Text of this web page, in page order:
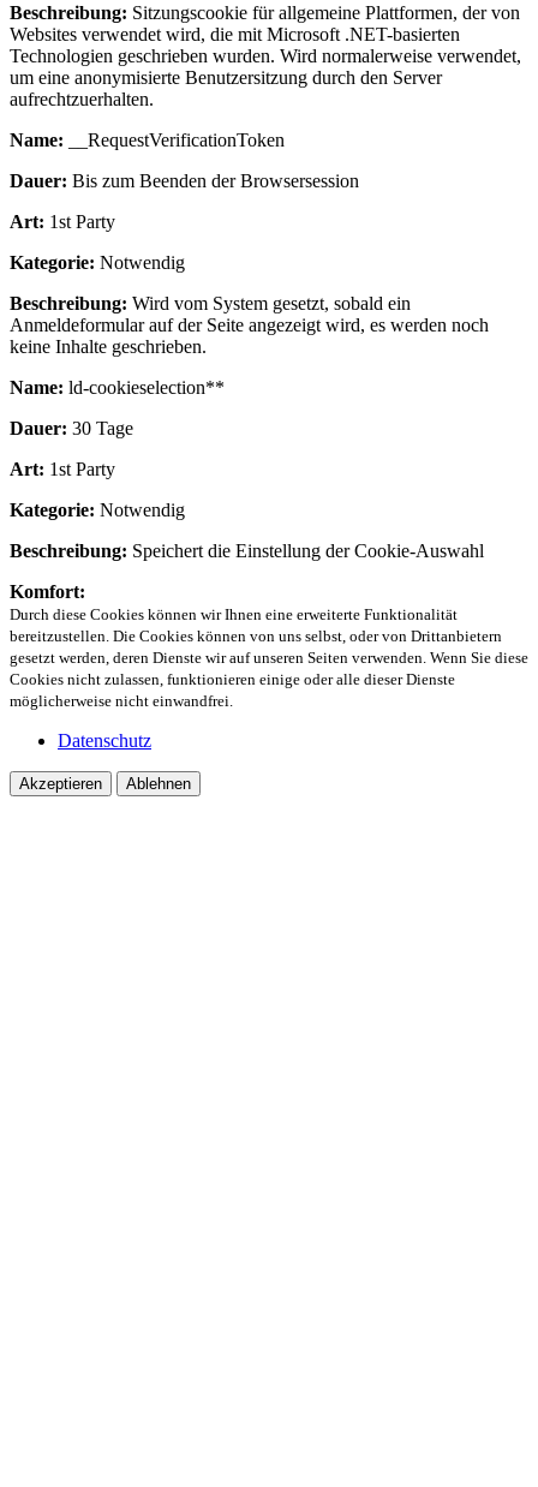
Beschreibung: Sitzungscookie für allgemeine Plattformen, der von
Websites verwendet wird, die mit Microsoft .NET-basierten
Technologien geschrieben wurden. Wird normalerweise verwendet,
um eine anonymisierte Benutzersitzung durch den Server
aufrechtzuerhalten.
Name: __RequestVerificationToken
Dauer: Bis zum Beenden der Browsersession
Art: 1st Party
Kategorie: Notwendig
Beschreibung: Wird vom System gesetzt, sobald ein
Anmeldeformular auf der Seite angezeigt wird, es werden noch
keine Inhalte geschrieben.
Name: ld-cookieselection**
Dauer: 30 Tage
Art: 1st Party
Kategorie: Notwendig
Beschreibung: Speichert die Einstellung der Cookie-Auswahl
Komfort:
Durch diese Cookies können wir Ihnen eine erweiterte Funktionalität
bereitzustellen. Die Cookies können von uns selbst, oder von Drittanbietern
gesetzt werden, deren Dienste wir auf unseren Seiten verwenden. Wenn Sie diese
Cookies nicht zulassen, funktionieren einige oder alle dieser Dienste
möglicherweise nicht einwandfrei.
Datenschutz
Akzeptieren Ablehnen